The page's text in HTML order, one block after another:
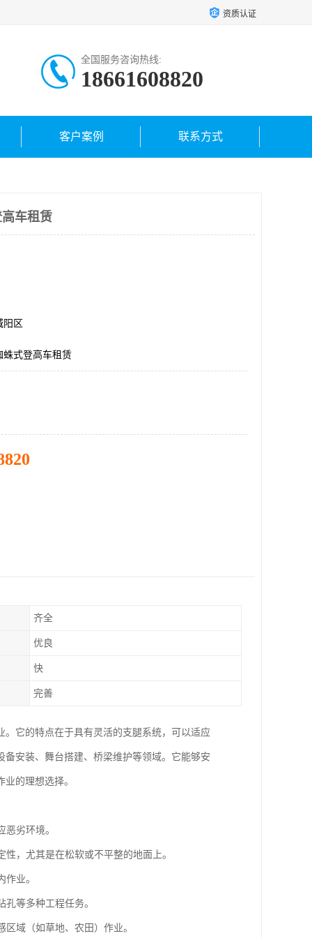
资质认证
全国服务咨询热线:
18661608820
客户案例 联系方式
车租赁
阳区
蛛式登高车租赁
齐全
优良
快
完善
它的特点在于具有灵活的支腿系统，可以适应
安装、舞台搭建、桥梁维护等领域。它能够安
的理想选择。
劣环境。
，尤其是在松软或不平整的地面上。
业。
等多种工程任务。
域（如草地、农田）作业。